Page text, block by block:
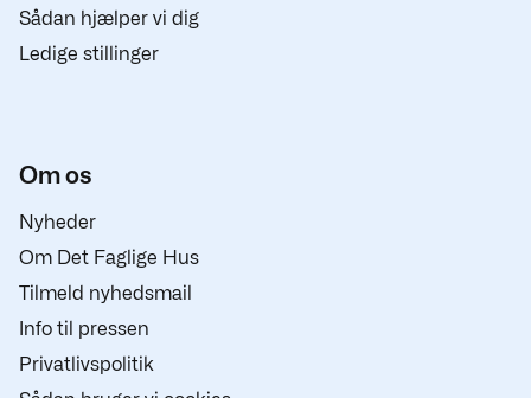
Sådan hjælper vi dig
Ledige stillinger
Om os
Nyheder
Om Det Faglige Hus
Tilmeld nyhedsmail
Info til pressen
Privatlivspolitik